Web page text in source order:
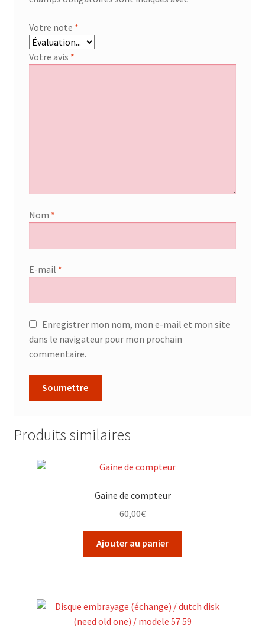
Votre note *
Votre avis *
Nom *
E-mail *
Enregistrer mon nom, mon e-mail et mon site
dans le navigateur pour mon prochain
commentaire.
Produits similaires
Gaine de compteur
60,00€
Ajouter au panier